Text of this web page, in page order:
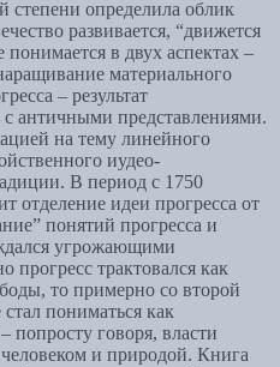
степени определила облик
развивается, “движется
в двух аспектах –
материального
– результат
с античными представлениями.
на тему линейного
иудео-
В период с 1750
отделение идеи прогресса от
понятий прогресса и
угрожающими
прогресс трактовался как
то примерно со второй
пониматься как
попросту говоря, власти
человеком и природой. Книга